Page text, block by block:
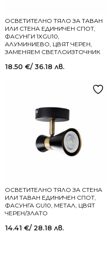
ОСВЕТИТЕЛНО ТЯЛО ЗА ТАВАН
ИЛИ СТЕНА ЕДИНИЧЕН СПОТ,
ФАСУНГИ 1XGU10,
АЛУМИНИЕВО, ЦВЯТ ЧЕРЕН,
ЗАМЕНЯЕМ СВЕТЛОИЗТОЧНИК
18.50 €/ 36.18 лв.
ОСВЕТИТЕЛНО ТЯЛО ЗА СТЕНА
ИЛИ ТАВАН ЕДИНИЧЕН СПОТ,
ФАСУНГА GU10, МЕТАЛ, ЦВЯТ
ЧЕРЕН/ЗЛАТО
14.41 €/ 28.18 лв.